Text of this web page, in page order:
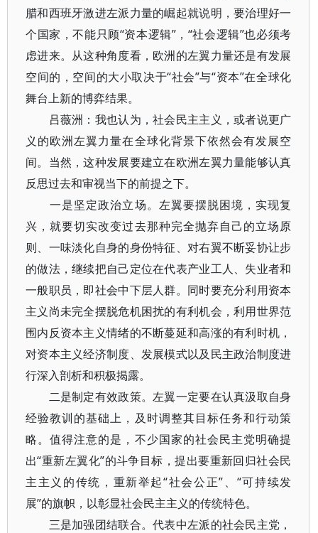
腊和西班牙激进左派力量的崛起就说明，要治理好一
个国家，不能只顾“资本逻辑”，“社会逻辑”也必须考
虑进来。从这种角度看，欧洲的左翼力量还是有发展
空间的，空间的大小取决于“社会”与“资本”在全球化
舞台上新的博弈结果。
吕薇洲：我也认为，社会民主主义，或者说更广
义的欧洲左翼力量在全球化背景下依然会有发展空
间。当然，这种发展要建立在欧洲左翼力量能够认真
反思过去和审视当下的前提之下。
一是坚定政治立场。左翼要摆脱困境，实现复
兴，就要切实改变过去那种完全抛弃自己的立场原
则、一味淡化自身的身份特征、对右翼不断妥协让步
的做法，继续把自己定位在代表产业工人、失业者和
一般职员，即社会中下层人群。同时要充分利用资本
主义尚未完全摆脱危机困扰的有利机会，利用世界范
围内反资本主义情绪的不断蔓延和高涨的有利时机，
对资本主义经济制度、发展模式以及民主政治制度进
行深入剖析和积极揭露。
二是制定有效政策。左翼一定要在认真汲取自身
经验教训的基础上，及时调整其目标任务和行动策
略。值得注意的是，不少国家的社会民主党明确提
出“重新左翼化”的斗争目标，提出要重新回归社会民
主主义的传统，重新举起“社会公正”、“可持续发
展”的旗帜，以彰显社会民主主义的传统特色。
三是加强团结联合。代表中左派的社会民主党，